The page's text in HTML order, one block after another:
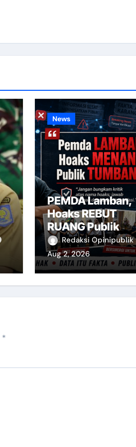
News
PEMDA Lamban,
Hoaks REBUT
RUANG Publik
Redaksi Opinipublik
Aug 2, 2026
*